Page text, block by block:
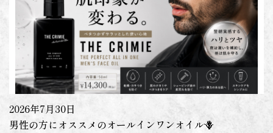
2026年7月30日
男性の方にオススメのオールインワンオイル🪻